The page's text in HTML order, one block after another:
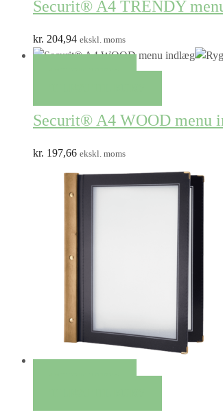
Securit® A4 TRENDY
kr. 204,94 ekskl. moms
Securit® A4 WOOD menu
kr. 197,66 ekskl. moms